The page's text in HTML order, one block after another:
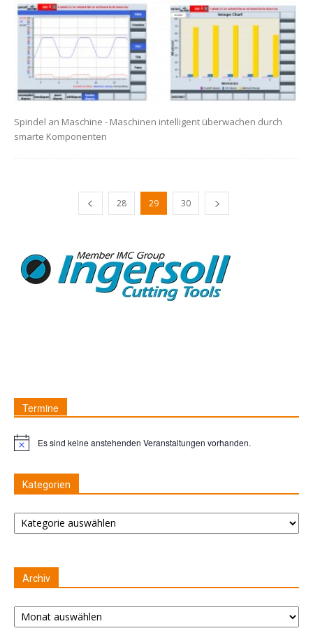
Spindel an Maschine - Maschinen intelligent überwachen durch
smarte Komponenten
28 29 30
Termine
HinweisEs sind keine anstehenden Veranstaltungen vorhanden.
Kategorien
Kategorien
Archiv
Archiv